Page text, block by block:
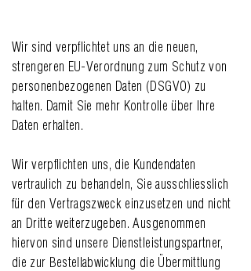
Wir sind verpflichtet uns an die neuen,
strengeren EU-Verordnung zum Schutz von
personenbezogenen Daten (DSGVO) zu
halten. Damit Sie mehr Kontrolle über Ihre
Daten erhalten.
Wir verpflichten uns, die Kundendaten
vertraulich zu behandeln, Sie ausschliesslich
für den Vertragszweck einzusetzen und nicht
an Dritte weiterzugeben. Ausgenommen
hiervon sind unsere Dienstleistungspartner,
die zur Bestellabwicklung die Übermittlung